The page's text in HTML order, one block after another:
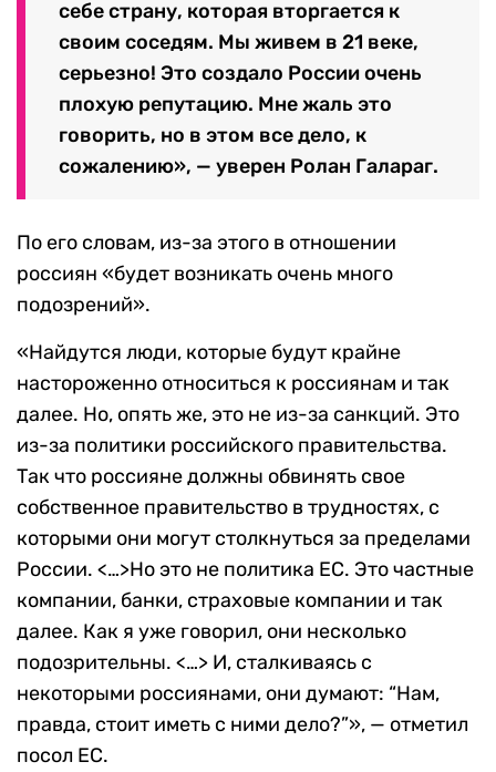
себе страну, которая вторгается к
своим соседям. Мы живем в 21 веке,
серьезно! Это создало России очень
плохую репутацию. Мне жаль это
говорить, но в этом все дело, к
сожалению», — уверен Ролан Галараг.
По его словам, из-за этого в отношении
россиян «будет возникать очень много
подозрений».
«Найдутся люди, которые будут крайне
настороженно относиться к россиянам и так
далее. Но, опять же, это не из-за санкций. Это
из-за политики российского правительства.
Так что россияне должны обвинять свое
собственное правительство в трудностях, с
которыми они могут столкнуться за пределами
России. <…>Но это не политика ЕС. Это частные
компании, банки, страховые компании и так
далее. Как я уже говорил, они несколько
подозрительны. <…> И, сталкиваясь с
некоторыми россиянами, они думают: “Нам,
правда, стоит иметь с ними дело?”», — отметил
посол ЕС.